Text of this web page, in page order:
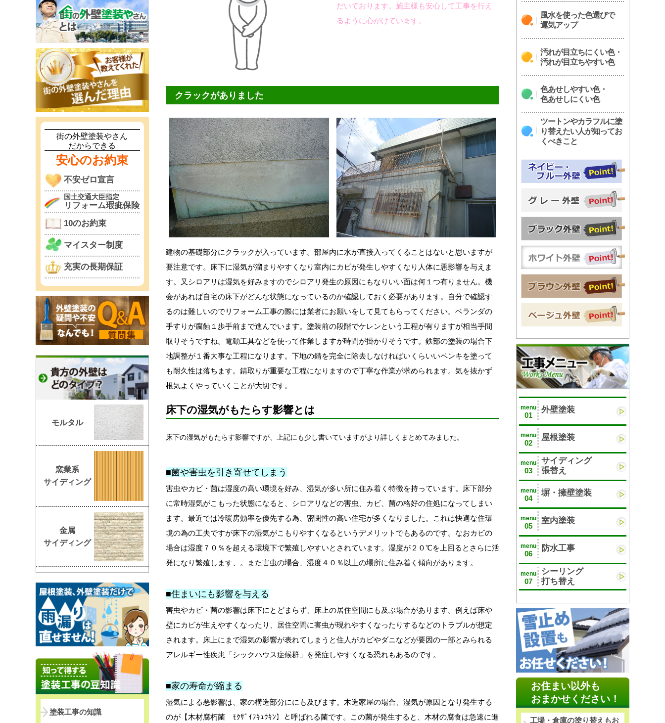
だいております。施主様も安心して工事を行え
るように心がけています。
クラックがありました
建物の基礎部分にクラックが入っています。部屋内に水が直接入ってくることはないと思いますが
要注意です。床下に湿気が溜まりやすくなり室内にカビが発生しやすくなり人体に悪影響を与えま
す。又シロアリは湿気を好みますのでシロアリ発生の原因にもなりいい面は何１つ有りません。機
会があれば自宅の床下がどんな状態になっているのか確認しておく必要があります。自分で確認す
るのは難しいのでリフォーム工事の際には業者にお願いをして見てもらってください。ベランダの
手すりが腐蝕１歩手前まで進んでいます。塗装前の段階でケレンという工程が有りますが相当手間
取りそうですね。電動工具などを使って作業しますが時間が掛かりそうです。鉄部の塗装の場合下
地調整が１番大事な工程になります。下地の錆を完全に除去しなければいくらいいペンキを塗って
も耐久性は落ちます。錆取りが重要な工程になりますので丁寧な作業が求められます。気を抜かず
根気よくやっていくことが大切です。
床下の湿気がもたらす影響とは
床下の湿気がもたらす影響ですが、上記にも少し書いていますがより詳しくまとめてみました。
■菌や害虫を引き寄せてしまう
害虫やカビ・菌は湿度の高い環境を好み、湿気が多い所に住み着く特徴を持っています。床下部分
に常時湿気がこもった状態になると、シロアリなどの害虫、カビ、菌の格好の住処になってしまい
ます。最近では冷暖房効率を優先する為、密閉性の高い住宅が多くなりました。これは快適な住環
境の為の工夫ですが床下の湿気がこもりやすくなるというデメリットでもあるのです。なおカビの
場合は湿度７０％を超える環境下で繁殖しやすいとされています。湿度が２０℃を上回るとさらに活
発になり繁殖します、。また害虫の場合、湿度４０％以上の場所に住み着く傾向があります。
■住まいにも影響を与える
害虫やカビ・菌の影響は床下にとどまらず、床上の居住空間にも及ぶ場合があります。例えば床や
壁にカビが生えやすくなったり、居住空間に害虫が現れやすくなったりするなどのトラブルが想定
されます。床上にまで湿気の影響が表れてしまうと住人がカビやダニなどが要因の一部とみられる
アレルギー性疾患「シックハウス症候群」を発症しやすくなる恐れもあるのです。
■家の寿命が縮まる
湿気による悪影響は、家の構造部分ににも及びます。木造家屋の場合、湿気が原因となり発生する
のが【木材腐朽菌 ﾓｸｻﾞｲﾌｷｭｳｷﾝ】と呼ばれる菌です。この菌が発生すると、木材の腐食は急速に進
風水を使った色選びで
運気アップ
汚れが目立ちにくい色・
汚れが目立ちやすい色
色あせしやすい色・
色あせしにくい色
ツートンやカラフルに塗
り替えたい人が知ってお
くべきこと
menu
01
外壁塗装
menu
02
屋根塗装
menu
03
サイディング
張替え
menu
04
塀・擁壁塗装
menu
05
室内塗装
menu
06
防水工事
menu
07
シーリング
打ち替え
お住まい以外も
おまかせください！
工場・倉庫の塗り替えもお
街の外壁塗装やさん
だからできる
安心のお約束
不安ゼロ宣言
国土交通大臣指定
リフォーム瑕疵保険
10のお約束
マイスター制度
充実の長期保証
モルタル
窯業系
サイディング
金属
サイディング
塗装工事の知識